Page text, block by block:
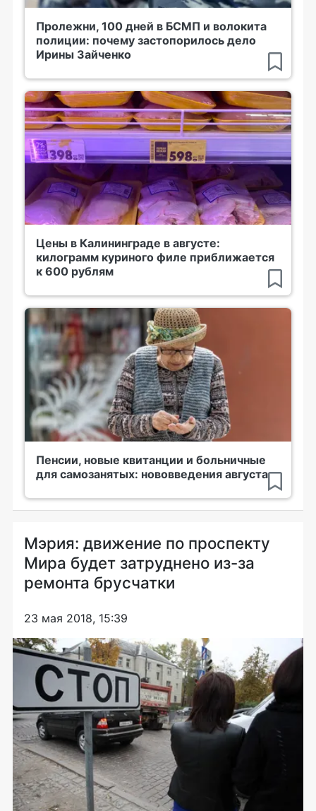
Пролежни, 100 дней в БСМП и волокита
полиции: почему застопорилось дело
Ирины Зайченко
Цены в Калининграде в августе:
килограмм куриного филе приближается
к 600 рублям
Пенсии, новые квитанции и больничные
для самозанятых: нововведения августа
Мэрия: движение по проспекту
Мира будет затруднено из-за
ремонта брусчатки
23 мая 2018, 15:39